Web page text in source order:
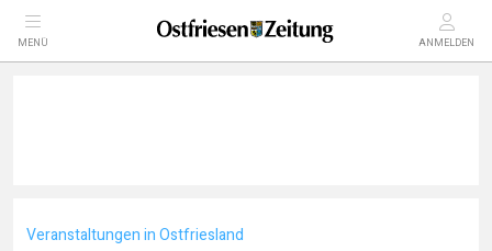
MENÜ ANMELDEN
Veranstaltungen in Ostfriesland